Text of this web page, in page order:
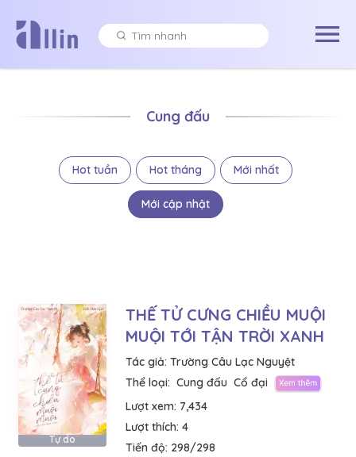
Cung đấu
Hot tuần Hot tháng Mới nhất
Mới cập nhật
Tự do
THẾ TỬ CƯNG CHIỀU MUỘI
MUỘI TỚI TẬN TRỜI XANH
Tác giả: Trường Câu Lạc Nguyệt
Thể loại: Cung đấu Cổ đại
Lượt xem: 7,434
Lượt thích: 4
Tiến độ: 298/298